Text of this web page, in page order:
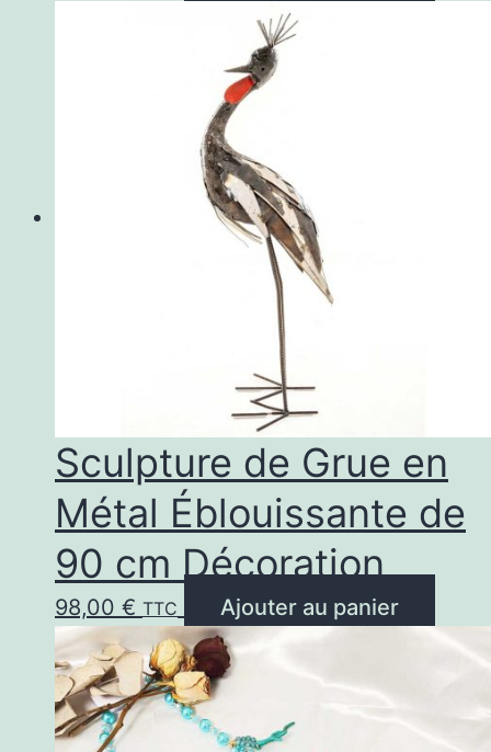
Sculpture de Grue en
Métal Éblouissante de
90 cm Décoration
98,00 € TTC Ajouter au panier